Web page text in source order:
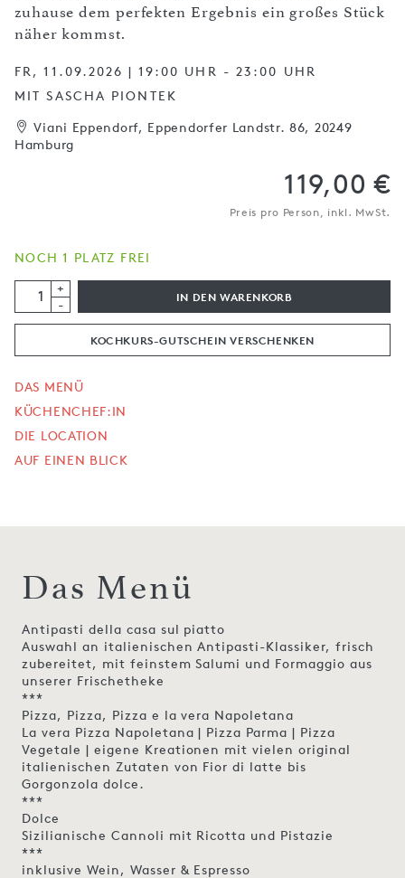
zuhause dem perfekten Ergebnis ein großes Stück
näher kommst.
FR, 11.09.2026 | 19:00 UHR - 23:00 UHR
MIT SASCHA PIONTEK
Viani Eppendorf, Eppendorfer Landstr. 86, 20249
Hamburg
119,00 €
Preis pro Person, inkl. MwSt.
NOCH 1 PLATZ FREI
+
-
IN DEN WARENKORB
KOCHKURS-GUTSCHEIN VERSCHENKEN
DAS MENÜ
KÜCHENCHEF:IN
DIE LOCATION
AUF EINEN BLICK
Das Menü
Antipasti della casa sul piatto
Auswahl an italienischen Antipasti-Klassiker, frisch
zubereitet, mit feinstem Salumi und Formaggio aus
unserer Frischetheke
***
Pizza, Pizza, Pizza e la vera Napoletana
La vera Pizza Napoletana | Pizza Parma | Pizza
Vegetale | eigene Kreationen mit vielen original
italienischen Zutaten von Fior di latte bis
Gorgonzola dolce.
***
Dolce
Sizilianische Cannoli mit Ricotta und Pistazie
***
inklusive Wein, Wasser & Espresso